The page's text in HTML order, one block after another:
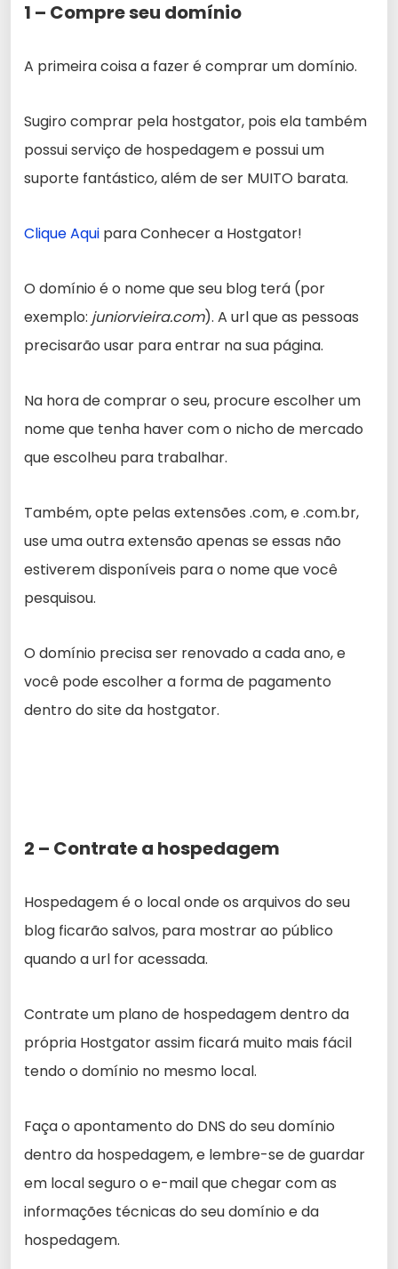
1 – Compre seu domínio
A primeira coisa a fazer é comprar um domínio.
Sugiro comprar pela hostgator, pois ela também
possui serviço de hospedagem e possui um
suporte fantástico, além de ser MUITO barata.
Clique Aqui para Conhecer a Hostgator!
O domínio é o nome que seu blog terá (por
exemplo: juniorvieira.com). A url que as pessoas
precisarão usar para entrar na sua página.
Na hora de comprar o seu, procure escolher um
nome que tenha haver com o nicho de mercado
que escolheu para trabalhar.
Também, opte pelas extensões .com, e .com.br,
use uma outra extensão apenas se essas não
estiverem disponíveis para o nome que você
pesquisou.
O domínio precisa ser renovado a cada ano, e
você pode escolher a forma de pagamento
dentro do site da hostgator.
2 – Contrate a hospedagem
Hospedagem é o local onde os arquivos do seu
blog ficarão salvos, para mostrar ao público
quando a url for acessada.
Contrate um plano de hospedagem dentro da
própria Hostgator assim ficará muito mais fácil
tendo o domínio no mesmo local.
Faça o apontamento do DNS do seu domínio
dentro da hospedagem, e lembre-se de guardar
em local seguro o e-mail que chegar com as
informações técnicas do seu domínio e da
hospedagem.